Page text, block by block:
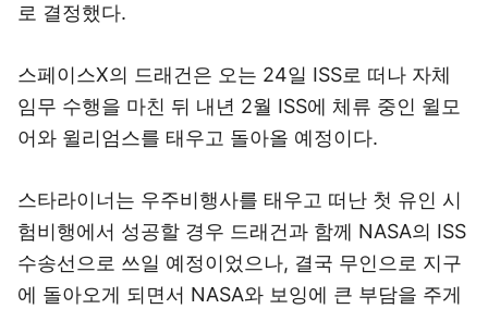
로 결정했다.
스페이스X의 드래건은 오는 24일 ISS로 떠나 자체
임무 수행을 마친 뒤 내년 2월 ISS에 체류 중인 윌모
어와 윌리엄스를 태우고 돌아올 예정이다.
스타라이너는 우주비행사를 태우고 떠난 첫 유인 시
험비행에서 성공할 경우 드래건과 함께 NASA의 ISS
수송선으로 쓰일 예정이었으나, 결국 무인으로 지구
에 돌아오게 되면서 NASA와 보잉에 큰 부담을 주게